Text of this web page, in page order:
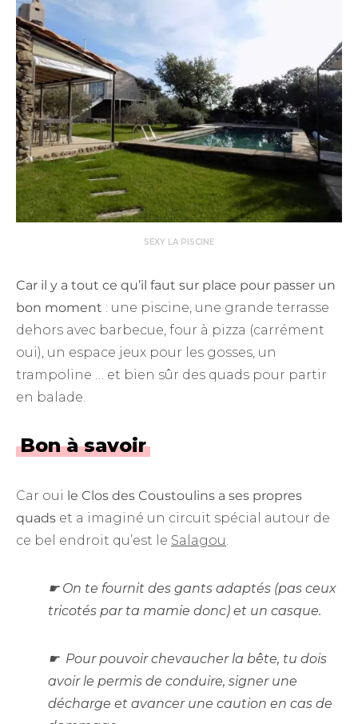
SEXY LA PISCINE
Car il y a tout ce qu’il faut sur place pour passer un
bon moment : une piscine, une grande terrasse
dehors avec barbecue, four à pizza (carrément
oui), un espace jeux pour les gosses, un
trampoline … et bien sûr des quads pour partir
en balade.
Bon à savoir
Car oui le Clos des Coustoulins a ses propres
quads et a imaginé un circuit spécial autour de
ce bel endroit qu’est le Salagou.
☛ On te fournit des gants adaptés (pas ceux
tricotés par ta mamie donc) et un casque.
☛ Pour pouvoir chevaucher la bête, tu dois
avoir le permis de conduire, signer une
décharge et avancer une caution en cas de